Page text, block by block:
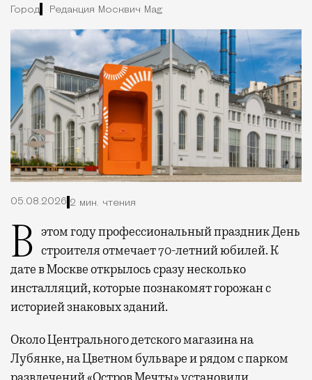
Город Редакция Москвич Mag
05.08.2026 2 мин. чтения
В этом году профессиональный праздник День строителя отмечает 70-летний юбилей. К
дате в Москве открылось сразу несколько
инсталляций, которые познакомят горожан с
историей знаковых зданий.
Около Центрального детского магазина на
Лубянке, на Цветном бульваре и рядом с парком